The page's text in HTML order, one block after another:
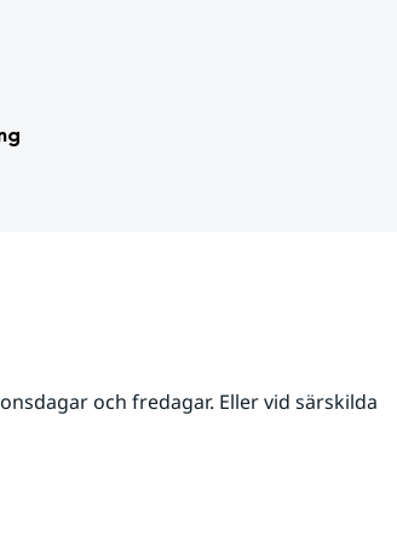
och fredagar. Eller vid särskilda